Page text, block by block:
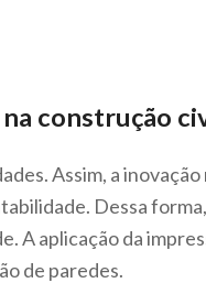
construção
Assim, a
Dessa
A aplicação da
de paredes.